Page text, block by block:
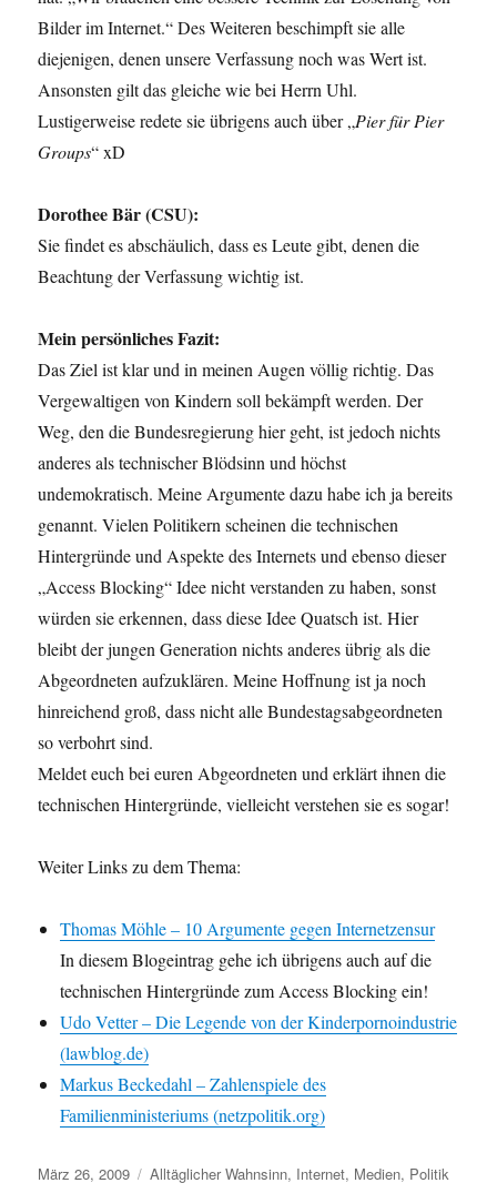
Bilder im Internet.“ Des Weiteren beschimpft sie alle
diejenigen, denen unsere Verfassung noch was Wert ist.
Ansonsten gilt das gleiche wie bei Herrn Uhl.
Lustigerweise redete sie übrigens auch über „Pier für Pier
Groups“ xD
Dorothee Bär (CSU):
Sie findet es abschäulich, dass es Leute gibt, denen die
Beachtung der Verfassung wichtig ist.
Mein persönliches Fazit:
Das Ziel ist klar und in meinen Augen völlig richtig. Das
Vergewaltigen von Kindern soll bekämpft werden. Der
Weg, den die Bundesregierung hier geht, ist jedoch nichts
anderes als technischer Blödsinn und höchst
undemokratisch. Meine Argumente dazu habe ich ja bereits
genannt. Vielen Politikern scheinen die technischen
Hintergründe und Aspekte des Internets und ebenso dieser
„Access Blocking“ Idee nicht verstanden zu haben, sonst
würden sie erkennen, dass diese Idee Quatsch ist. Hier
bleibt der jungen Generation nichts anderes übrig als die
Abgeordneten aufzuklären. Meine Hoffnung ist ja noch
hinreichend groß, dass nicht alle Bundestagsabgeordneten
so verbohrt sind.
Meldet euch bei euren Abgeordneten und erklärt ihnen die
technischen Hintergründe, vielleicht verstehen sie es sogar!
Weiter Links zu dem Thema:
Thomas Möhle – 10 Argumente gegen Internetzensur
In diesem Blogeintrag gehe ich übrigens auch auf die
technischen Hintergründe zum Access Blocking ein!
Udo Vetter – Die Legende von der Kinderpornoindustrie
(lawblog.de)
Markus Beckedahl – Zahlenspiele des
Familienministeriums (netzpolitik.org)
Veröffentlicht
März 26, 2009 Kategorien
Alltäglicher Wahnsinn, Internet, Medien, Politik